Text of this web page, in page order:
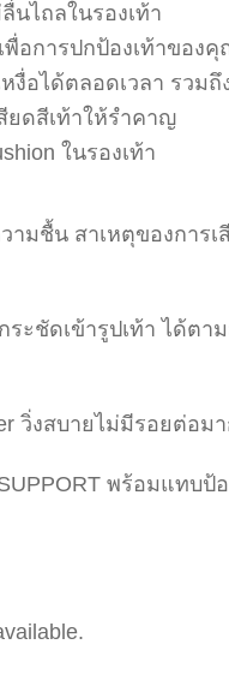
ไถลในรองเท้า
อการปกป้องเท้าของ
งื่อได้ตลอดเวลา รวม
ยดสีเท้าให้รำคาญ
ในรองเท้า
ามชื้น สาเหตุของกา
ะชัดเข้ารูปเท้า ได้ตา
วิ่งสบายไม่มีรอยต่อม
พร้อมแทบป้